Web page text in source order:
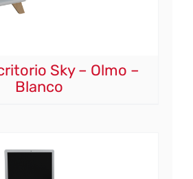
Sky – Olmo –
Blanco